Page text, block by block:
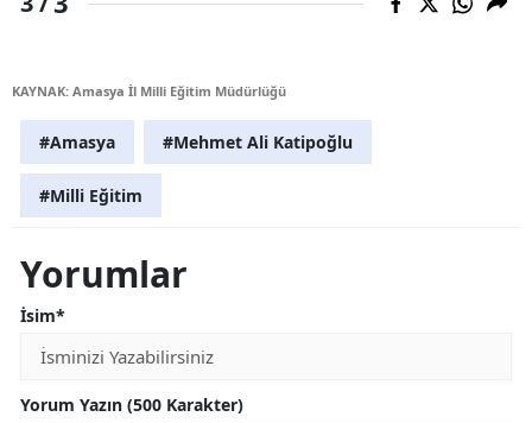
KAYNAK: Amasya İl Milli Eğitim Müdürlüğü
#Amasya #Mehmet Ali Katipoğlu
#Milli Eğitim
Yorumlar
İsim*
Yorum Yazın (500 Karakter)